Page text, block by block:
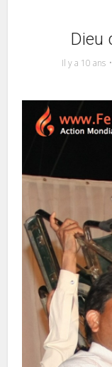
Dieu
Il y a 10 ans